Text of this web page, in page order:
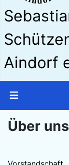
Aindorf
Über uns